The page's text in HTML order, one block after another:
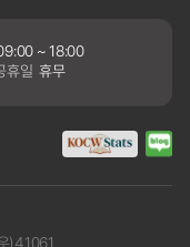
~ 18:00
휴일 휴무
)41061